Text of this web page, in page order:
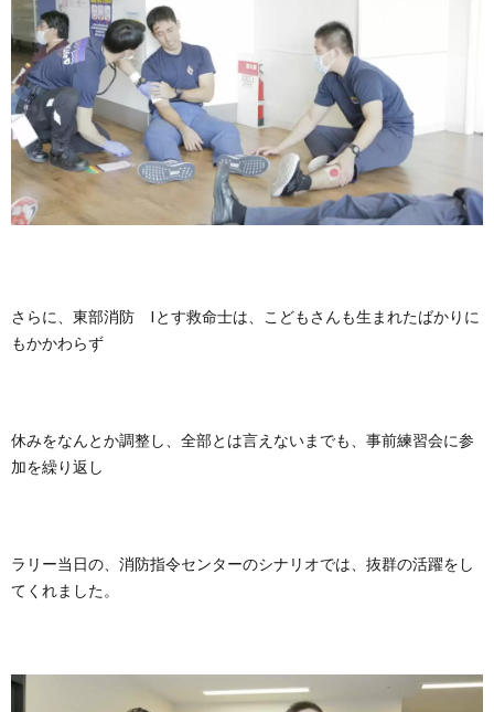
さらに、東部消防 Iとす救命士は、こどもさんも生まれたばかりに
もかかわらず
休みをなんとか調整し、全部とは言えないまでも、事前練習会に参
加を繰り返し
ラリー当日の、消防指令センターのシナリオでは、抜群の活躍をし
てくれました。